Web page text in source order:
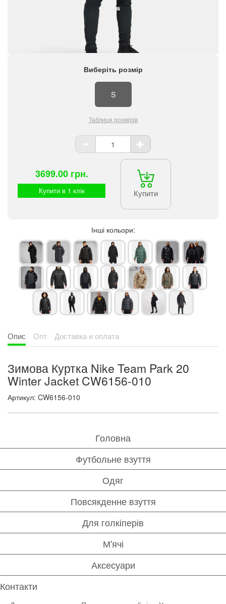
Виберіть розмір
S
Таблиця розмірів
3699.00 грн.
Купити в 1 клік Купити
Інші кольори:
Опис Опт Доставка и оплата
Зимова Куртка Nike Team Park 20
Winter Jacket CW6156-010
Артикул: CW6156-010
Головна
Футбольне взуття
Одяг
Повсякденне взуття
Для голкіперів
М'ячі
Аксесуари
Контакти